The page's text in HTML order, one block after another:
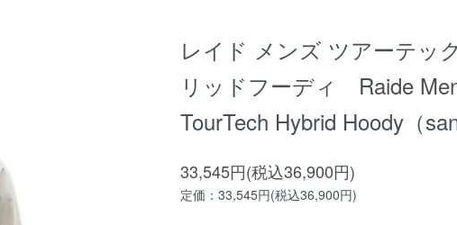
レイド メンズ ツアーテッ
リッドフーディ Raide
TourTech Hybrid Hoody（
33,545円(税込36,900円)
定価：33,545円(税込36,900円)